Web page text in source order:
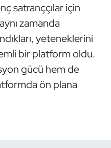
satranççılar için
zamanda
yeteneklerini
bir platform oldu.
gücü hem de
ön plana